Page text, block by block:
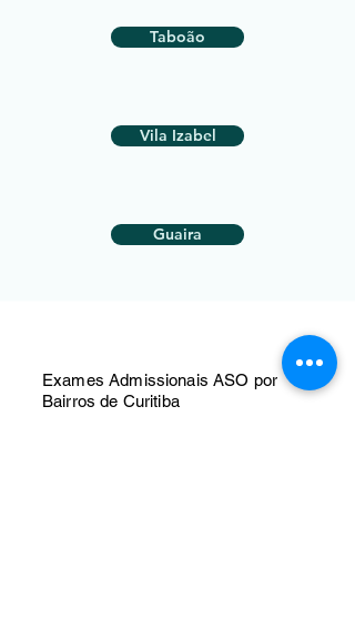
Taboão
Vila Izabel
Guaira
Exames Admissionais ASO por
Bairros de Curitiba